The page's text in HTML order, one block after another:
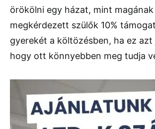
örökölni egy házat, mint
megkérdezett szülők 10%
gyerekét a költözésben, ha ez azt
hogy ott könnyebben meg tudja